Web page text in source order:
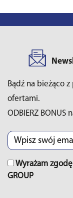
Bądź na bieżąco
ofertami.
ODBIERZ BONUS
Wyrażam
GROUP